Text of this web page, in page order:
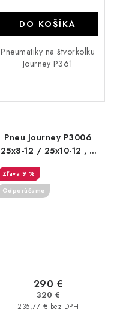
DO KOŠÍKA
Pneumatiky na štvorkolku
Journey P361
Pneu Journey P3006
25x8-12 / 25x10-12 , 6
9 %
Odporúčame
235,77 € bez DPH
290 €
320 €